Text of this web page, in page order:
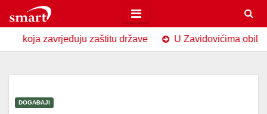
to
content
zaštitu države U Zavidovićima obilježen Dan
DOGAĐAJI